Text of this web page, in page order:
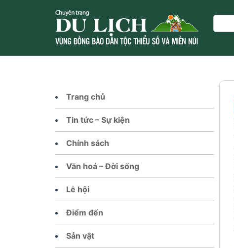
Search
Trang chủ
Tin tức – Sự kiện
Chính sách
Văn hoá – Đời sống
Lễ hội
Điểm đến
Sản vật